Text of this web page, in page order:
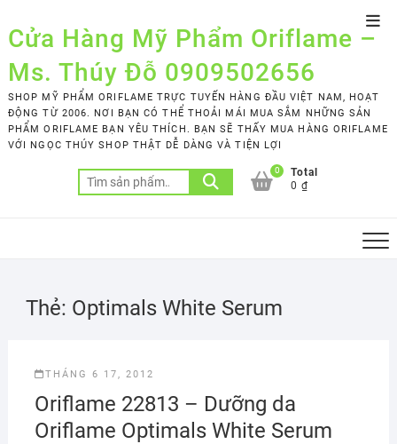
to
content
Cửa Hàng Mỹ Phẩm Oriflame –
Ms. Thúy Đỗ 0909502656
SHOP MỸ PHẨM ORIFLAME TRỰC TUYẾN HÀNG ĐẦU VIỆT NAM, HOẠT
ĐỘNG TỪ 2006. NƠI BẠN CÓ THỂ THOẢI MÁI MUA SẮM NHỮNG SẢN
PHẨM ORIFLAME BẠN YÊU THÍCH. BẠN SẼ THẤY MUA HÀNG ORIFLAME
VỚI NGỌC THÚY SHOP THẬT DỄ DÀNG VÀ TIỆN LỢI
Tìm
kiếm:
0
Total
0 ₫
Thẻ: Optimals White Serum
THÁNG 6 17, 2012
Oriflame 22813 – Dưỡng da
Oriflame Optimals White Serum